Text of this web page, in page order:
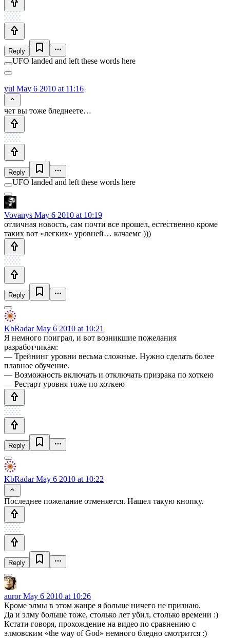
Reply
UFO landed and left these words here
yul May 6 2010 at 11:16
чет вы тоже бледнеете…
Reply
UFO landed and left these words here
Vovanys May 6 2010 at 10:19
отличная новость, сам почти все прошел, естественно кроме
таких вот «легких» уровней… качаемс )))
Reply
KbRadarMay 6 2010 at 10:21
Я немного поиграл, и вот возникшие пожелания
разработчикам:
— Трейнинг уровни весьма сложные. Нужно сделать более
плавное обучение.
— Возможность включать и отключать призрака по хоткею
— Рестарт уровня тоже по хоткею
Reply
KbRadarMay 6 2010 at 10:22
Последнее пожелание отменяется. Нашел такую кнопку.
Reply
aurorMay 6 2010 at 10:26
Кроме элмы в этом жанре я больше ничего не признаю.
Да и элму больше тоже, столько лет убил, столько времени :)
Кстати говоря, прохождение на видео по сравнению с
элмовским «the way of God» немного бледно смотрится :)